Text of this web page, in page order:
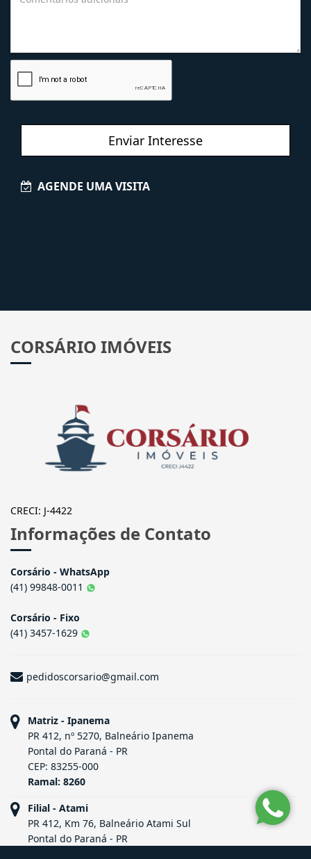
Enviar Interesse
AGENDE UMA VISITA
CORSÁRIO IMÓVEIS
CRECI: J-4422
Informações de Contato
Corsário - WhatsApp
(41) 99848-0011
Corsário - Fixo
(41) 3457-1629
pedidoscorsario@gmail.com
Matriz - Ipanema
PR 412, nº 5270, Balneário Ipanema
Pontal do Paraná - PR
CEP: 83255-000
Ramal: 8260
Filial - Atami
PR 412, Km 76, Balneário Atami Sul
Pontal do Paraná - PR